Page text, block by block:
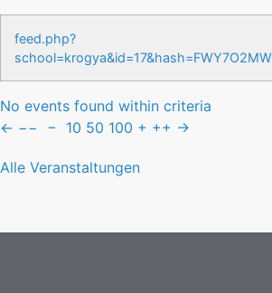
feed.php?
No events found within criteria
← −− − 10 50 100 + ++ →
Alle Veranstaltungen